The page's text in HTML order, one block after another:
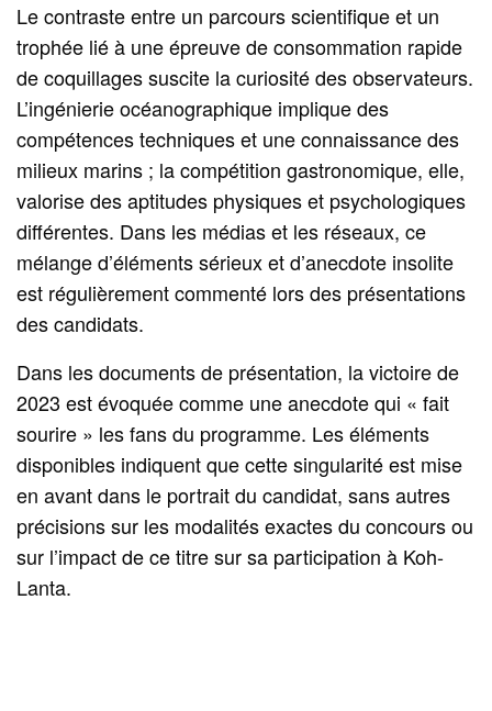
Le contraste entre un parcours scientifique et un
trophée lié à une épreuve de consommation rapide
de coquillages suscite la curiosité des observateurs.
L’ingénierie océanographique implique des
compétences techniques et une connaissance des
milieux marins ; la compétition gastronomique, elle,
valorise des aptitudes physiques et psychologiques
différentes. Dans les médias et les réseaux, ce
mélange d’éléments sérieux et d’anecdote insolite
est régulièrement commenté lors des présentations
des candidats.
Dans les documents de présentation, la victoire de
2023 est évoquée comme une anecdote qui « fait
sourire » les fans du programme. Les éléments
disponibles indiquent que cette singularité est mise
en avant dans le portrait du candidat, sans autres
précisions sur les modalités exactes du concours ou
sur l’impact de ce titre sur sa participation à Koh-
Lanta.